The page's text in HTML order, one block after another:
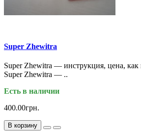
Super Zhewitra
Super Zhewitra — инструкция, цена,
Super Zhewitra — ..
Есть в наличии
400.00грн.
В корзину